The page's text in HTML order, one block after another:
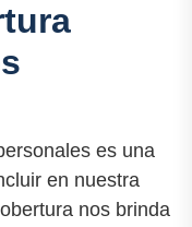
es una
en nuestra
nos brinda